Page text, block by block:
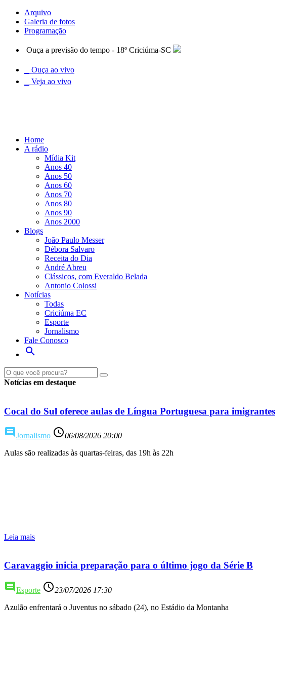
Arquivo
Galeria de fotos
Programação
Ouça a previsão do tempo - 18º Criciúma-SC
Ouça ao vivo
Veja ao vivo
Home
A rádio
Mídia Kit
Anos 40
Anos 50
Anos 60
Anos 70
Anos 80
Anos 90
Anos 2000
Blogs
João Paulo Messer
Débora Salvaro
Receita do Dia
André Abreu
Clássicos, com Everaldo Belada
Antonio Colossi
Notícias
Todas
Criciúma EC
Esporte
Jornalismo
Fale Conosco
search
Notícias em destaque
Cocal do Sul oferece aulas de Língua Portuguesa para imigrantes
comment Jornalismo access_time06/08/2026 20:00
Aulas são realizadas às quartas-feiras, das 19h às 22h
Leia mais
Caravaggio inicia preparação para o último jogo da Série B
comment Esporte access_time23/07/2026 17:30
Azulão enfrentará o Juventus no sábado (24), no Estádio da Montanha